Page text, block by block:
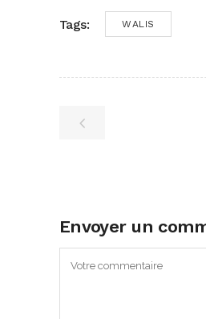
Tags: WALIS
Envoyer un